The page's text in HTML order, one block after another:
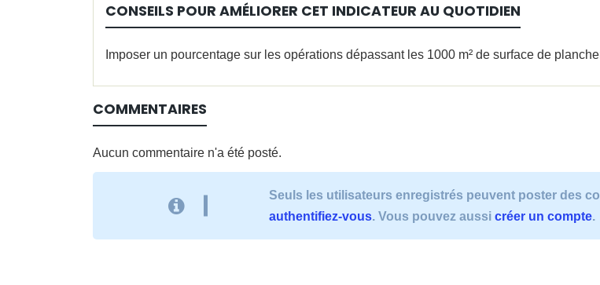
CONSEILS POUR AMÉLIORER CET INDICATEUR AU QUOTIDIEN
Imposer un pourcentage sur les opérations dépassant les 1000 m² de surface de
COMMENTAIRES
Aucun commentaire n'a été posté.
Seuls les utilisateurs enregistrés peuvent poster des
authentifiez-vous. Vous pouvez aussi créer un compte.